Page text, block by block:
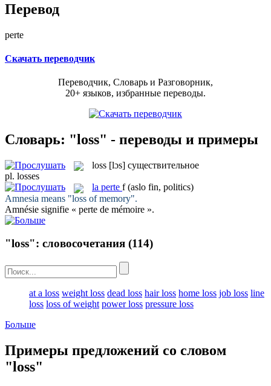
Перевод
perte
Скачать переводчик
Переводчик, Словарь и Разговорник,
20+ языков, избранные переводы.
Словарь: "loss" - переводы и примеры
loss [lɔs] существительное
pl. losses
la perte f (aslo fin, politics)
Amnesia means "loss of memory".
Amnésie signifie « perte de mémoire ».
"loss": словосочетания (114)
at a loss weight loss dead loss hair loss home loss job loss line
loss loss of weight power loss pressure loss
Больше
Примеры предложений со словом
"loss"